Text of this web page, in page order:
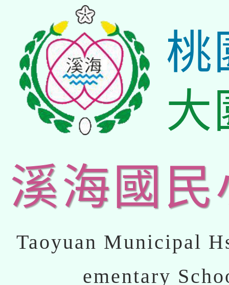
桃
大
溪海國民
Taoyuan Municipal
ementary